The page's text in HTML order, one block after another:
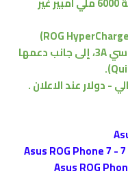
(ROG HyperCharge)
بقدرة 30 واط باستخدام كابل (3A) قياسي 3A، إلى جانب دعمها
- دولارعند الاعلان .